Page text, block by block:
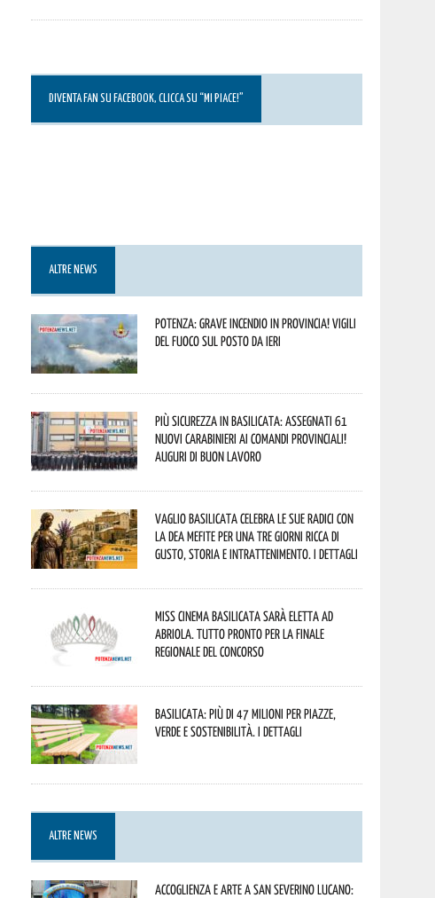
DIVENTA FAN SU FACEBOOK, CLICCA SU “MI PIACE!”
ALTRE NEWS
Potenza: grave incendio in Provincia! Vigili
del fuoco sul posto da ieri
Più sicurezza in Basilicata: assegnati 61
nuovi Carabinieri ai Comandi provinciali!
Auguri di buon lavoro
Vaglio Basilicata celebra le sue radici con
la Dea Mefite per una tre giorni ricca di
gusto, storia e intrattenimento. I dettagli
Miss Cinema Basilicata sarà eletta ad
Abriola. Tutto pronto per la finale
regionale del concorso
Basilicata: più di 47 milioni per piazze,
verde e sostenibilità. I dettagli
ALTRE NEWS
Accoglienza e arte a San Severino Lucano: